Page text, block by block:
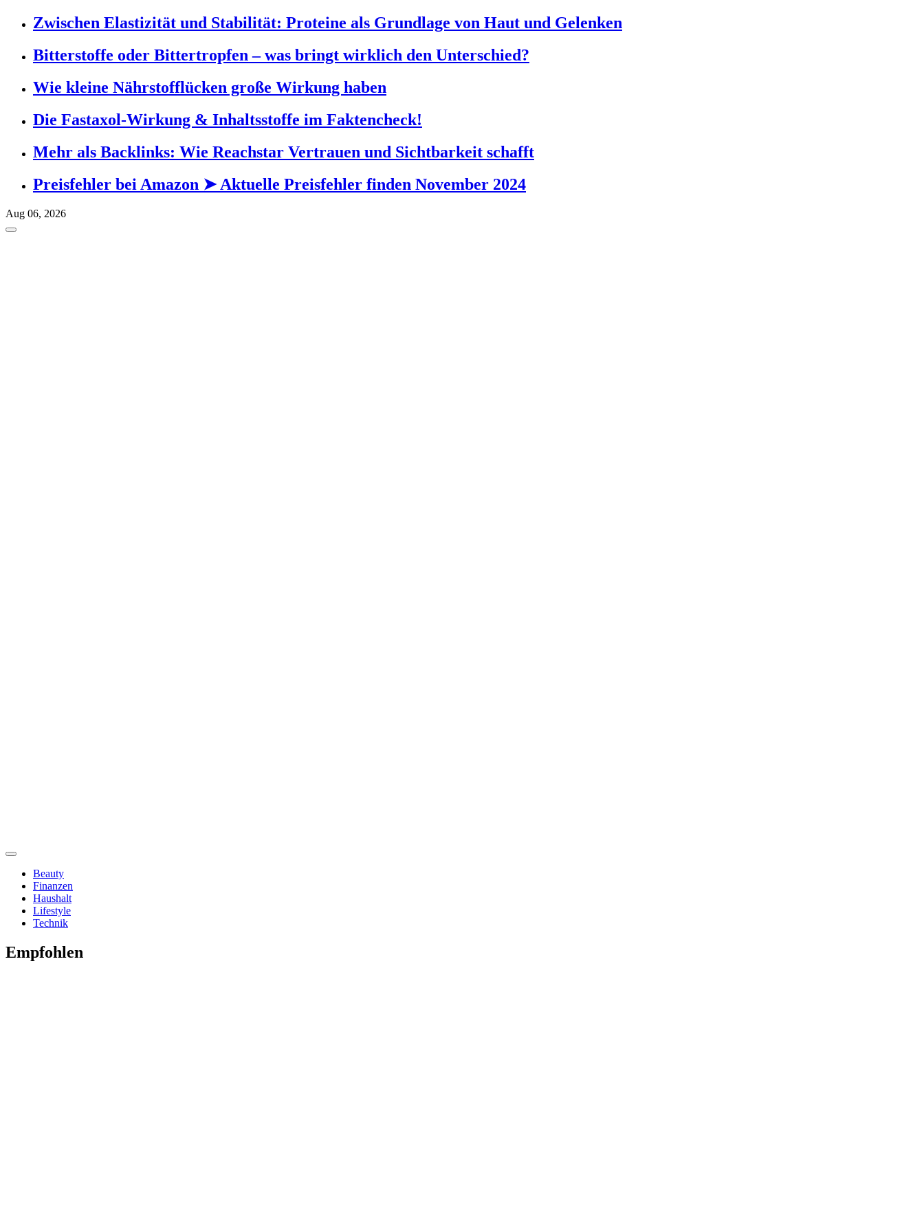
Zwischen Elastizität und Stabilität: Proteine als Grundlage von Haut und Gelenken
Bitterstoffe oder Bittertropfen – was bringt wirklich den Unterschied?
Wie kleine Nährstofflücken große Wirkung haben
Die Fastaxol-Wirkung & Inhaltsstoffe im Faktencheck!
Mehr als Backlinks: Wie Reachstar Vertrauen und Sichtbarkeit schafft
Preisfehler bei Amazon ➤ Aktuelle Preisfehler finden November 2024
Aug 06, 2026
Beauty
Finanzen
Haushalt
Lifestyle
Technik
Empfohlen